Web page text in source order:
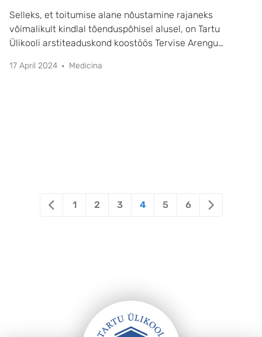
Selleks, et toitumise alane nõustamine rajaneks
võimalikult kindlal tõenduspõhisel alusel, on Tartu
Ülikooli arstiteaduskond koostöös Tervise Arengu
töötanud välja toitumise ja toidu teemalised e-kursused
17 April 2024 Medicina
1 2 3 4 5 6